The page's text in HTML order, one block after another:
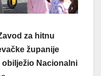
za hitnu
županije
Nacionalni